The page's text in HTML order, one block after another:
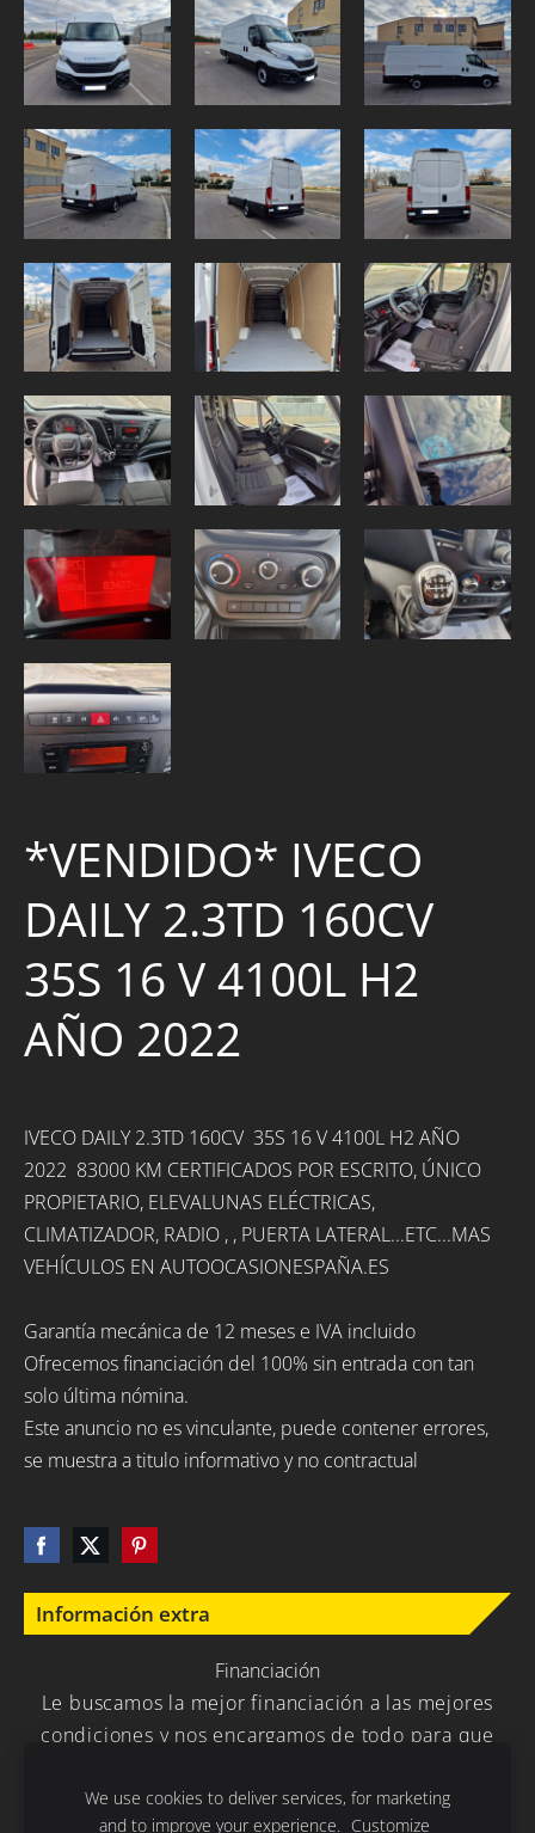
Información extra
Financiación
Le buscamos la mejor financiación a las mejores
condiciones y nos encargamos de todo para que
*VENDIDO* IVECO
DAILY 2.3TD 160CV
35S 16 V 4100L H2
AÑO 2022
IVECO DAILY 2.3TD 160CV 35S 16 V 4100L H2 AÑO
2022 83000 KM CERTIFICADOS POR ESCRITO, ÚNICO
PROPIETARIO, ELEVALUNAS ELÉCTRICAS,
CLIMATIZADOR, RADIO , , PUERTA LATERAL...ETC...MAS
VEHÍCULOS EN AUTOOCASIONESPAÑA.ES
Garantía mecánica de 12 meses e IVA incluido
Ofrecemos financiación del 100% sin entrada con tan
solo última nómina.
Este anuncio no es vinculante, puede contener errores,
se muestra a titulo informativo y no contractual
We use cookies to deliver services, for marketing
and to improve your experience. Customize